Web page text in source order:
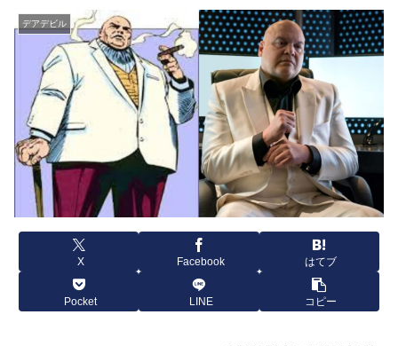
デアデビル
X Facebook はてブ
Pocket LINE コピー